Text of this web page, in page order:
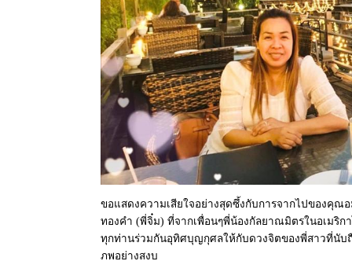
ขอแสดงความเสียใจอย่างสุดซึ้งกับการจากไปของคุณ
ทองคำ (พี่จิ๋ม) ที่จากเพื่อนๆพี่น้องกัลยาณมิตรในอเมริก
ทุกท่านร่วมกันอุทิศบุญกุศลให้กับดวงจิตของพี่สาวที่นับ
ภพอย่างสงบ